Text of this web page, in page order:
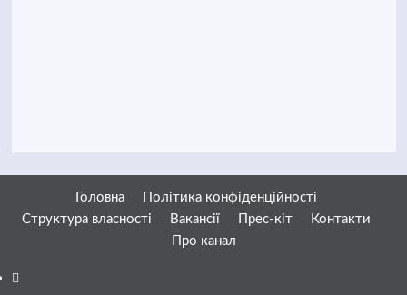
Головна
Політика конфіденційності
Структура власності
Вакансії Прес-кіт
Контакти
Про канал
Facebook